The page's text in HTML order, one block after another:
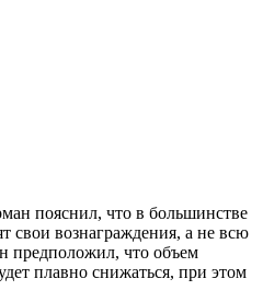
пояснил, что в большинстве
свои вознаграждения, а не всю
предположил, что объем
плавно снижаться, при этом